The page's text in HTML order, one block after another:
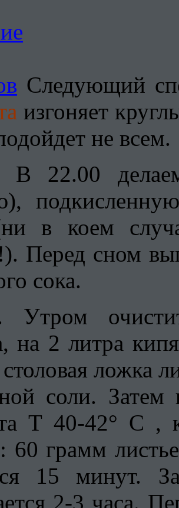
Следующий
изгоняет
не всем.
В 22.00
в коем
Перед сном
сока.
Утром
на 2 литра
ложка
соли. Затем
Т 40-42° С ,
60 грамм
15 минут.
2-3 часа.